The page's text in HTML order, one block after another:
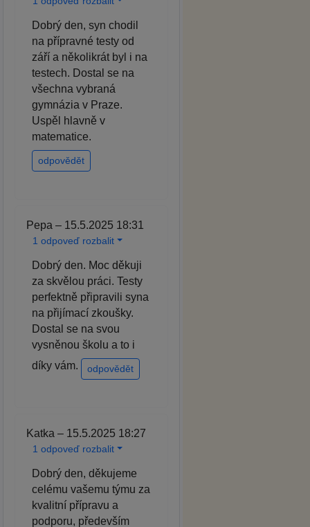
Dobrý den, syn chodil
na přípravné testy od
září a několikrát byl i na
testech. Dostal se na
všechna vybraná
gymnázia v Praze.
Uspěl hlavně v
matematice.
odpovědět
Pepa – 15.5.2025 18:31
1 odpoveď rozbalit
Dobrý den. Moc děkuji
za skvělou práci. Testy
perfektně připravili syna
na přijímací zkoušky.
Dostal se na svou
vysněnou školu a to i
díky vám.
odpovědět
Katka – 15.5.2025 18:27
1 odpoveď rozbalit
Dobrý den, děkujeme
celému vašemu týmu za
kvalitní přípravu a
podporu, především